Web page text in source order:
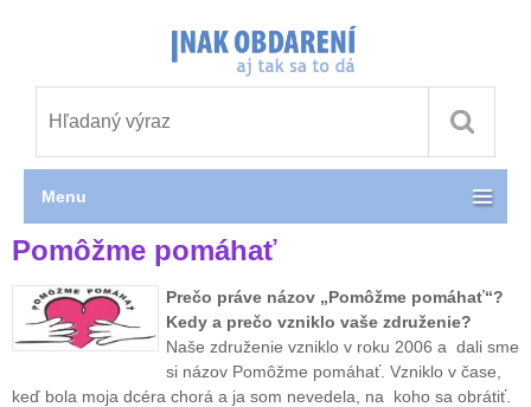
Pomôžme pomáhať
Prečo práve názov „Pomôžme pomáhať“?
Kedy a prečo vzniklo vaše združenie?
Naše združenie vzniklo v roku 2006 a dali sme
si názov Pomôžme pomáhať. Vzniklo v čase,
keď bola moja dcéra chorá a ja som nevedela, na koho sa obrátiť.
Menu